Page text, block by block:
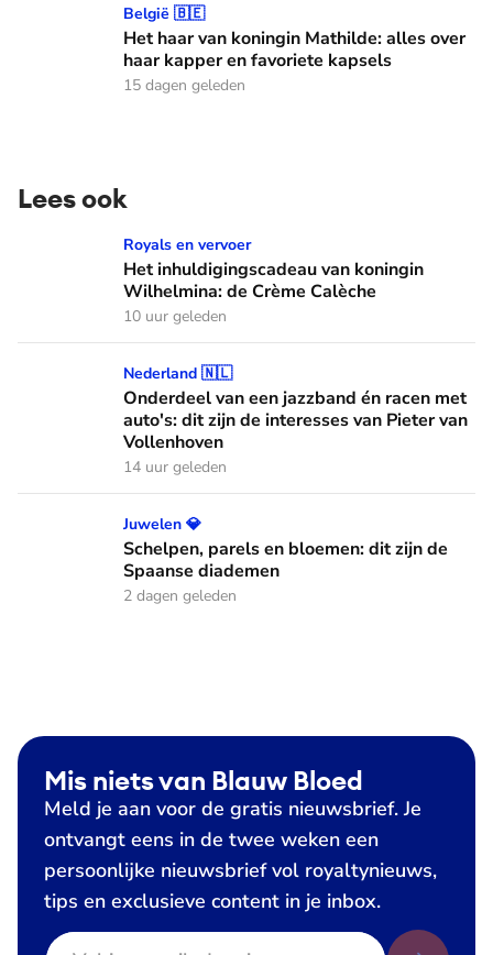
Het haar van koningin Mathilde: alles over haar kapper en
België 🇧🇪
Het haar van koningin Mathilde: alles over
haar kapper en favoriete kapsels
15 dagen geleden
Lees ook
Het inhuldigingscadeau van koningin Wilhelmina: de
Royals en vervoer
Het inhuldigingscadeau van koningin
Wilhelmina: de Crème Calèche
10 uur geleden
Onderdeel van een jazzband én racen met auto's: dit zijn
Nederland 🇳🇱
Onderdeel van een jazzband én racen met
auto's: dit zijn de interesses van Pieter van
Vollenhoven
14 uur geleden
Schelpen, parels en bloemen: dit zijn de Spaanse diademen
Juwelen 💎
Schelpen, parels en bloemen: dit zijn de
Spaanse diademen
2 dagen geleden
Mis niets van Blauw Bloed
Meld je aan voor de gratis nieuwsbrief. Je
ontvangt eens in de twee weken een
persoonlijke nieuwsbrief vol royaltynieuws,
tips en exclusieve content in je inbox.
E-mailadres